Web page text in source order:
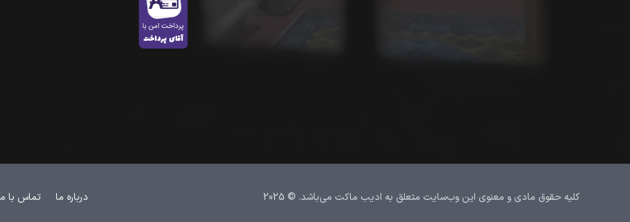
کلیه حقوق مادی و معنوی این وب‌سایت متعلق به ادیب ماکت می‌باشد. © 2025 درباره ما تماس با